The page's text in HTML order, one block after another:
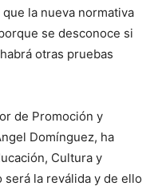
la nueva normativa
se desconoce si
otras pruebas
de Promoción y
Domínguez, ha
Cultura y
será la reválida y de ello